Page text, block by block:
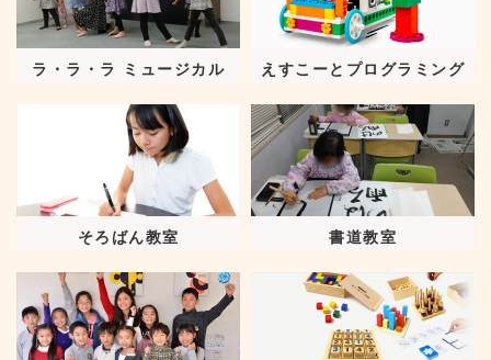
ラ・ラ・ラ ミュージカル えすこーとプログラミング
そろばん教室 書道教室